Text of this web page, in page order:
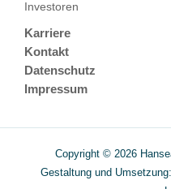
Investoren
Karriere
Kontakt
Datenschutz
Impressum
Copyright © 2026
Gestaltung und